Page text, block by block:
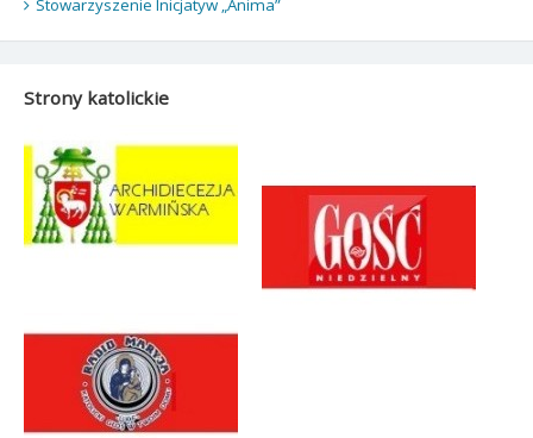
Stowarzyszenie Inicjatyw „Anima”
Strony katolickie